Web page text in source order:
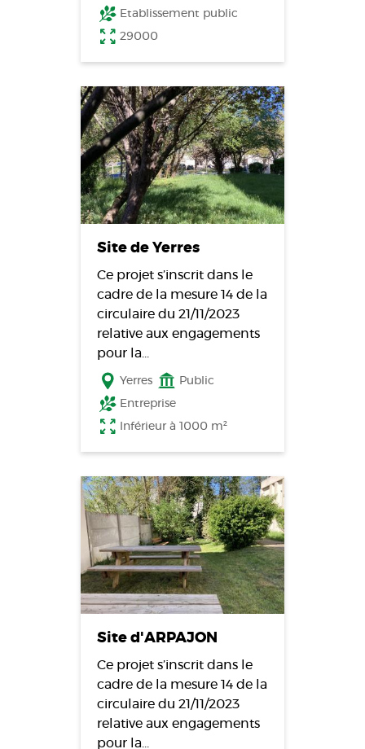
Etablissement public
29000
Site de Yerres
Ce projet s’inscrit dans le
cadre de la mesure 14 de la
circulaire du 21/11/2023
relative aux engagements
pour la…
Yerres
Public
Entreprise
Inférieur à 1000 m²
Site d'ARPAJON
Ce projet s’inscrit dans le
cadre de la mesure 14 de la
circulaire du 21/11/2023
relative aux engagements
pour la…